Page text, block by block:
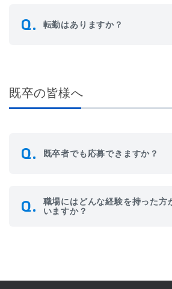
転勤はありますか？
既卒の皆様へ
既卒者でも応募できますか？
職場にはどんな経験を持った方
いますか？